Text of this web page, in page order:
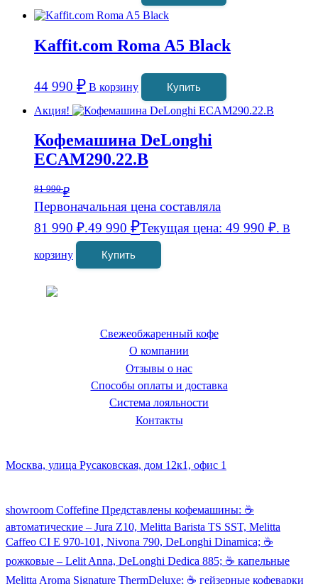
Kaffit.com Roma A5 Black
44 990 ₽ В корзину
Купить
Акция!
Кофемашина DeLonghi
ECAM290.22.B
81 990₽
Первоначальная цена составляла
81 990 ₽.49 990 ₽Текущая цена: 49 990 ₽. В
корзину Купить
Свежеобжаренный кофе
О компании
Отзывы о нас
Способы оплаты и доставка
Система лояльности
Контакты
Москва, улица Русаковская, дом 12к1, офис 1
showroom Coffefine Представлены кофемашины: ☕️
автоматические – Jura Z10, Melitta Barista TS SST, Melitta
Caffeo CI Е 970-101, Nivona 790, DeLonghi Dinamica; ☕️
рожковые – Lelit Anna, DeLonghi Dedica 885; ☕️ капельные
Melitta Aroma Signature ThermDeluxe; ☕️ гейзерные кофеварки